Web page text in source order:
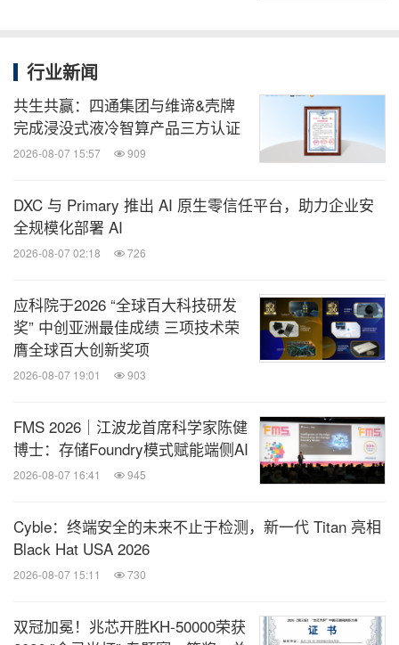
行业新闻
共生共赢：四通集团与维谛&壳牌
完成浸没式液冷智算产品三方认证
2026-08-07 15:57 909
DXC 与 Primary 推出 AI 原生零信任平台，助力企业安
全规模化部署 AI
2026-08-07 02:18 726
应科院于2026 “全球百大科技研发
奖” 中创亚洲最佳成绩 三项技术荣
膺全球百大创新奖项
2026-08-07 19:01 903
FMS 2026｜江波龙首席科学家陈健
博士：存储Foundry模式赋能端侧AI
2026-08-07 16:41 945
Cyble：终端安全的未来不止于检测，新一代 Titan 亮相
Black Hat USA 2026
2026-08-07 15:11 730
双冠加冕！兆芯开胜KH‑50000荣获